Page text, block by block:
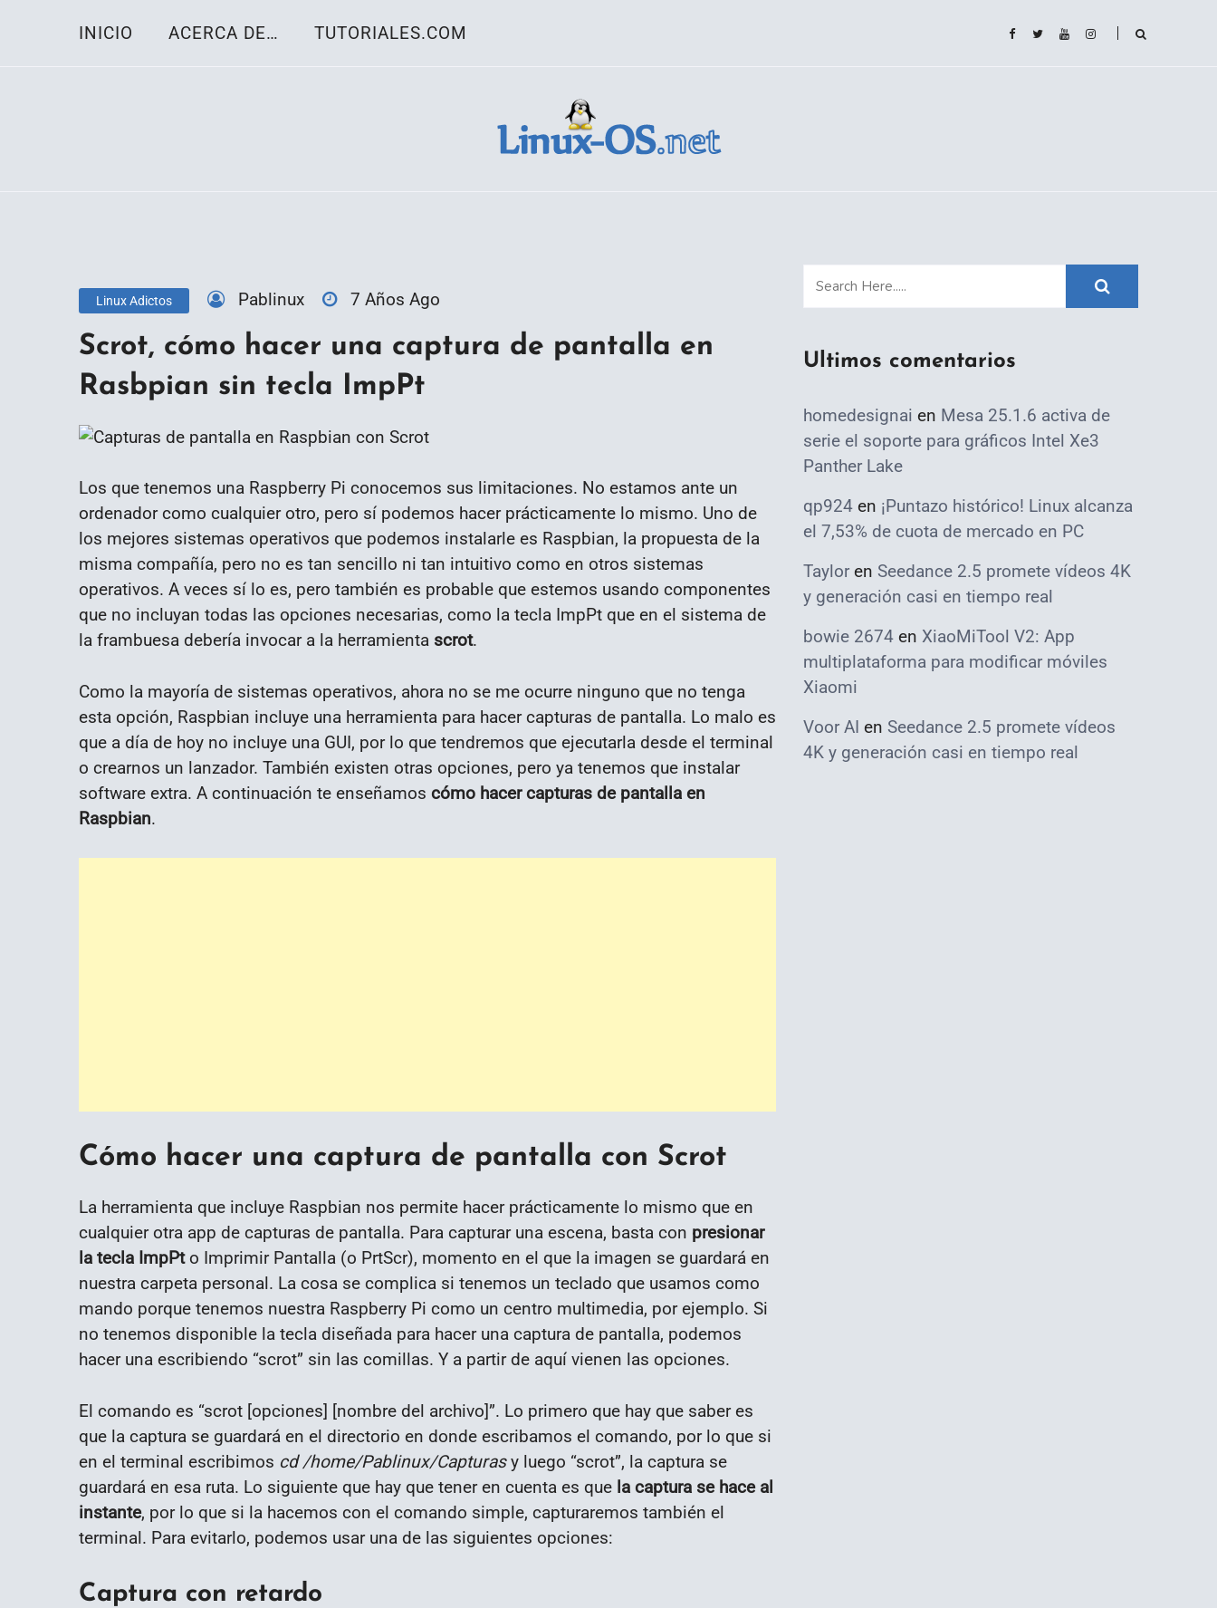
INICIO ACERCA DE… TUTORIALES.COM
Linux Adictos Pablinux 7 Años Ago
Scrot, cómo hacer una captura de pantalla en
Rasbpian sin tecla ImpPt
Los que tenemos una Raspberry Pi conocemos sus limitaciones. No estamos ante un
ordenador como cualquier otro, pero sí podemos hacer prácticamente lo mismo. Uno de
los mejores sistemas operativos que podemos instalarle es Raspbian, la propuesta de la
misma compañía, pero no es tan sencillo ni tan intuitivo como en otros sistemas
operativos. A veces sí lo es, pero también es probable que estemos usando componentes
que no incluyan todas las opciones necesarias, como la tecla ImpPt que en el sistema de
la frambuesa debería invocar a la herramienta scrot.
Como la mayoría de sistemas operativos, ahora no se me ocurre ninguno que no tenga
esta opción, Raspbian incluye una herramienta para hacer capturas de pantalla. Lo malo es
que a día de hoy no incluye una GUI, por lo que tendremos que ejecutarla desde el terminal
o crearnos un lanzador. También existen otras opciones, pero ya tenemos que instalar
software extra. A continuación te enseñamos cómo hacer capturas de pantalla en
Raspbian.
Cómo hacer una captura de pantalla con Scrot
La herramienta que incluye Raspbian nos permite hacer prácticamente lo mismo que en
cualquier otra app de capturas de pantalla. Para capturar una escena, basta con presionar
la tecla ImpPto Imprimir Pantalla (o PrtScr), momento en el que la imagen se guardará en
nuestra carpeta personal. La cosa se complica si tenemos un teclado que usamos como
mando porque tenemos nuestra Raspberry Pi como un centro multimedia, por ejemplo. Si
no tenemos disponible la tecla diseñada para hacer una captura de pantalla, podemos
hacer una escribiendo “scrot” sin las comillas. Y a partir de aquí vienen las opciones.
El comando es “scrot [opciones] [nombre del archivo]”. Lo primero que hay que saber es
que la captura se guardará en el directorio en donde escribamos el comando, por lo que si
en el terminal escribimos cd /home/Pablinux/Capturasy luego “scrot”, la captura se
guardará en esa ruta. Lo siguiente que hay que tener en cuenta es que la captura se hace al
instante, por lo que si la hacemos con el comando simple, capturaremos también el
terminal. Para evitarlo, podemos usar una de las siguientes opciones:
Captura con retardo
Ultimos comentarios
homedesignai en Mesa 25.1.6 activa de
serie el soporte para gráficos Intel Xe3
Panther Lake
qp924 en ¡Puntazo histórico! Linux alcanza
el 7,53% de cuota de mercado en PC
Taylor en Seedance 2.5 promete vídeos 4K
y generación casi en tiempo real
bowie 2674 en XiaoMiTool V2: App
multiplataforma para modificar móviles
Xiaomi
Voor AI en Seedance 2.5 promete vídeos
4K y generación casi en tiempo real